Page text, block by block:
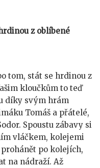
z oblíbené
tom, stát se hrdinou z
kloučkům to teď
díky svým hrám
Tomáš a přátelé,
Spoustu zábavy si
vláčkem, kolejemi
po kolejích,
na nádraží. Až